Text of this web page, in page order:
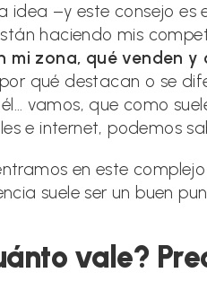
idea –y este consejo
haciendo mis
mi zona, qué venden
qué destacan o se
vamos, que como
e internet, podemos
en este
suele ser un buen
vale?